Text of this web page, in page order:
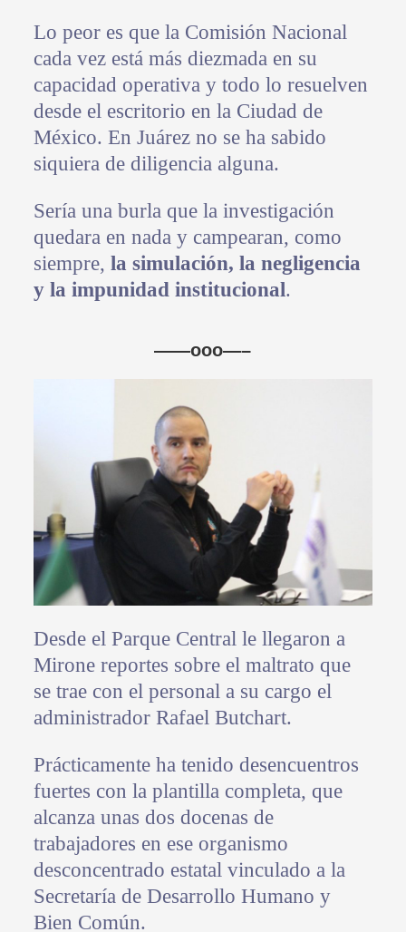
Lo peor es que la Comisión Nacional
cada vez está más diezmada en su
capacidad operativa y todo lo resuelven
desde el escritorio en la Ciudad de
México. En Juárez no se ha sabido
siquiera de diligencia alguna.
Sería una burla que la investigación
quedara en nada y campearan, como
siempre, la simulación, la negligencia
y la impunidad institucional.
——ooo—–
Desde el Parque Central le llegaron a
Mirone reportes sobre el maltrato que
se trae con el personal a su cargo el
administrador Rafael Butchart.
Prácticamente ha tenido desencuentros
fuertes con la plantilla completa, que
alcanza unas dos docenas de
trabajadores en ese organismo
desconcentrado estatal vinculado a la
Secretaría de Desarrollo Humano y
Bien Común.